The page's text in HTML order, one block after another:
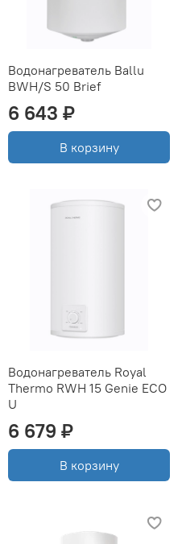
Водонагреватель Ballu
BWH/S 50 Brief
6 643 ₽
В корзину
Водонагреватель Royal
Thermo RWH 15 Genie ECO
U
6 679 ₽
В корзину